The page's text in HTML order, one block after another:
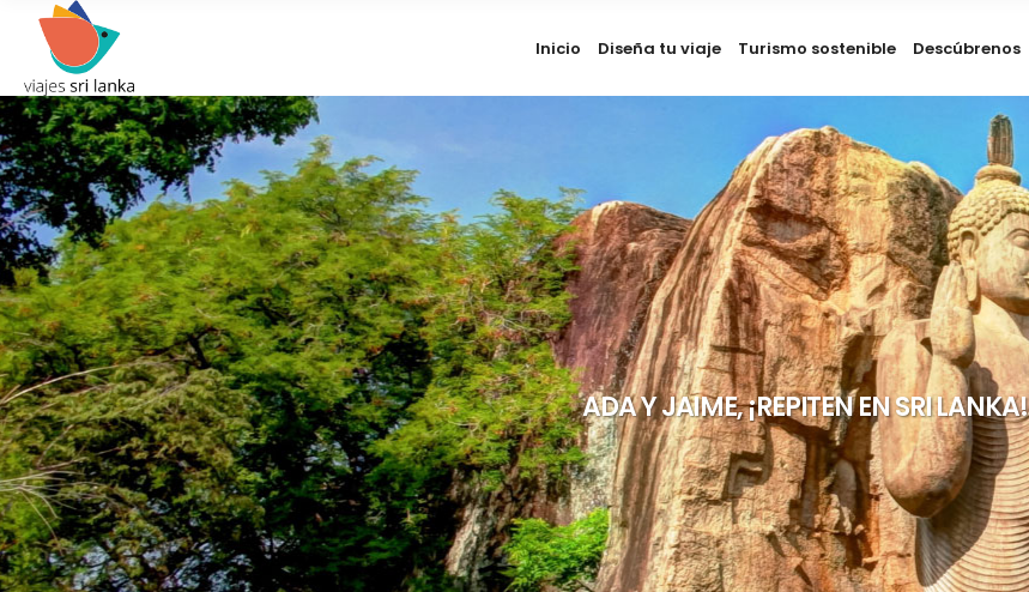
Inicio Diseña tu viaje Turismo sostenible Descúbrenos
ADA Y JAIME, ¡REPITEN EN SRI LANKA!